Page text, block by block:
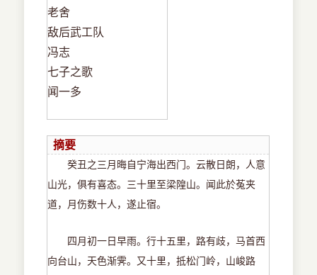
老舍
敌后武工队
冯志
七子之歌
闻一多
摘要
癸丑之三月晦自宁海出西门。云散日朗，人意
山光，俱有喜态。三十里至梁隍山。闻此於菟夹
道，月伤数十人，遂止宿。
四月初一日早雨。行十五里，路有歧，马首西
向台山，天色渐霁。又十里，抵松门岭，山峻路